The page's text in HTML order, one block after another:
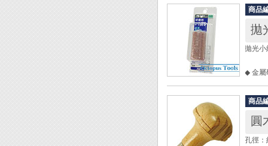
◆ 材質
◆ 無
商品
拋
拋光
◆ 金屬
尺寸
重量
用途
商品
圓
孔徑